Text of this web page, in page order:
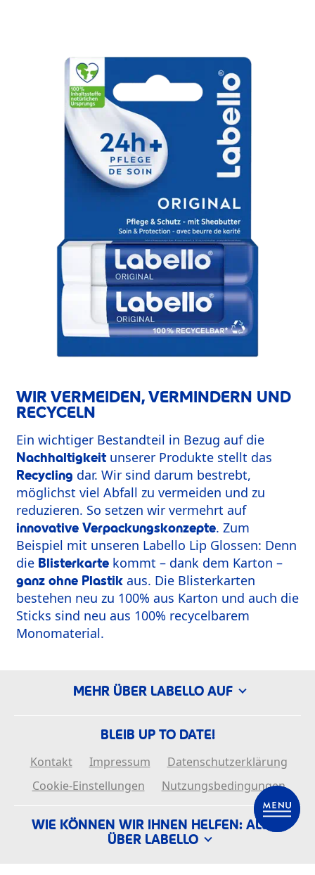
WIR VERMEIDEN, VERMINDERN UND
RECYCELN
Ein wichtiger Bestandteil in Bezug auf die
Nachhaltigkeit unserer Produkte stellt das
Recycling dar. Wir sind darum bestrebt,
möglichst viel Abfall zu vermeiden und zu
reduzieren. So setzen wir vermehrt auf
innovative Verpackungskonzepte. Zum
Beispiel mit unseren Labello Lip Glossen: Denn
die Blisterkarte kommt – dank dem Karton –
ganz ohne Plastik aus. Die Blisterkarten
bestehen neu zu 100% aus Karton und auch die
Sticks sind neu aus 100% recycelbarem
Monomaterial.
BLEIB UP TO DATE!
Kontakt Impressum
Datenschutzerklärung
Cookie-Einstellungen
Nutzungsbedingungen
WIE KÖNNEN WIR IHNEN HELFEN: ALLES
ÜBER LABELLO
MEHR ÜBER LABELLO AUF